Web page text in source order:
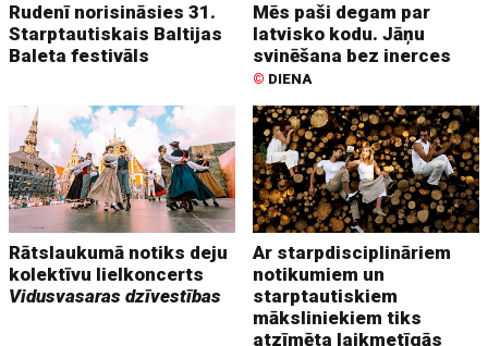
Rudenī norisināsies 31.
Starptautiskais Baltijas
Baleta festivāls
Mēs paši degam par
latvisko kodu. Jāņu
svinēšana bez inerces
© DIENA
Rātslaukumā notiks deju
kolektīvu lielkoncerts
Vidusvasaras dzīvestības
Ar starpdisciplināriem
notikumiem un
starptautiskiem
māksliniekiem tiks
atzīmēta laikmetīgās